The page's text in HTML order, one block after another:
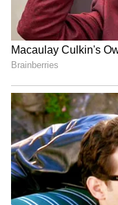
Image Credit :Asianet
సింహ రాశి
సింహ రాశి వారికి ఈ
మాసంలో ఈ రాశి వారికి
ఇక ఉద్యోగస్తులకు
లభిస్తుంది. ఈ రాశి
ఓడిపోతారు. ఈ రాశి
సులభంగా